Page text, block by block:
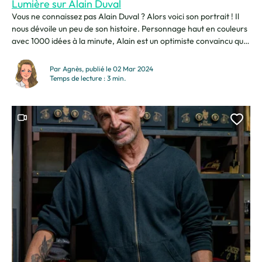
Lumière sur Alain Duval
Vous ne connaissez pas Alain Duval ? Alors voici son portrait ! Il
nous dévoile un peu de son histoire. Personnage haut en couleurs
avec 1000 idées à la minute, Alain est un optimiste convaincu que
une minute à perdre,...
Par Agnès, publié le 02 Mar 2024
Temps de lecture : 3 min.
Ce contenu contient une vidéo